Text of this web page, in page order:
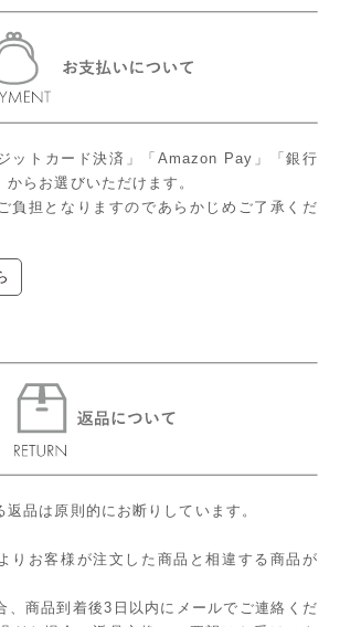
ットカード決済」「Amazon Pay」「銀行
らお選びいただけます。
負担となりますのであらかじめご了承くだ
品は原則的にお断りしています。
りお客様が注文した商品と相違する商品が
、商品到着後3日以内にメールでご連絡くだ